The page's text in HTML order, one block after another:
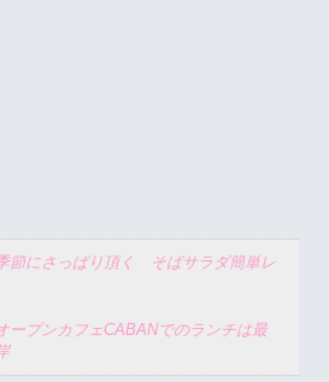
節にさっぱり頂く そばサラダ簡単レ
ープンカフェCABANでのランチは最